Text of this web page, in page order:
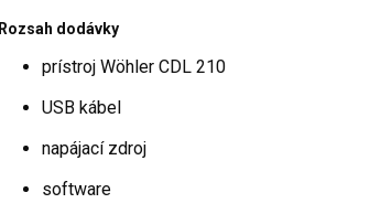
Rozsah dodávky
prístroj Wöhler CDL 210
USB kábel
napájací zdroj
software